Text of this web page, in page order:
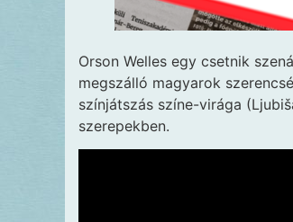
Orson Welles egy csetnik
megszálló magyarok
színjátszás színe-virága
szerepekben.